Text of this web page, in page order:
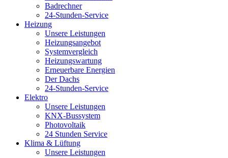
Badrechner
24-Stunden-Service
Heizung
Unsere Leistungen
Heizungsangebot
Systemvergleich
Heizungswartung
Erneuerbare Energien
Der Dachs
24-Stunden-Service
Elektro
Unsere Leistungen
KNX-Bussystem
Photovoltaik
24 Stunden Service
Klima & Lüftung
Unsere Leistungen